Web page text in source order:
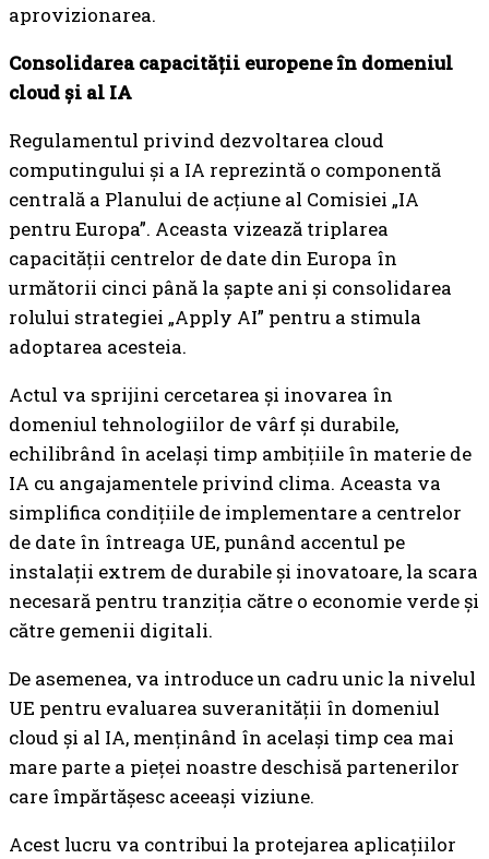
aprovizionarea.
Consolidarea capacității europene în domeniul
cloud și al IA
Regulamentul privind dezvoltarea cloud
computingului și a IA reprezintă o componentă
centrală a Planului de acțiune al Comisiei „IA
pentru Europa”. Aceasta vizează triplarea
capacității centrelor de date din Europa în
următorii cinci până la șapte ani și consolidarea
rolului strategiei „Apply AI” pentru a stimula
adoptarea acesteia.
Actul va sprijini cercetarea și inovarea în
domeniul tehnologiilor de vârf și durabile,
echilibrând în același timp ambițiile în materie de
IA cu angajamentele privind clima. Aceasta va
simplifica condițiile de implementare a centrelor
de date în întreaga UE, punând accentul pe
instalații extrem de durabile și inovatoare, la scara
necesară pentru tranziția către o economie verde și
către gemenii digitali.
De asemenea, va introduce un cadru unic la nivelul
UE pentru evaluarea suveranității în domeniul
cloud și al IA, menținând în același timp cea mai
mare parte a pieței noastre deschisă partenerilor
care împărtășesc aceeași viziune.
Acest lucru va contribui la protejarea aplicațiilor